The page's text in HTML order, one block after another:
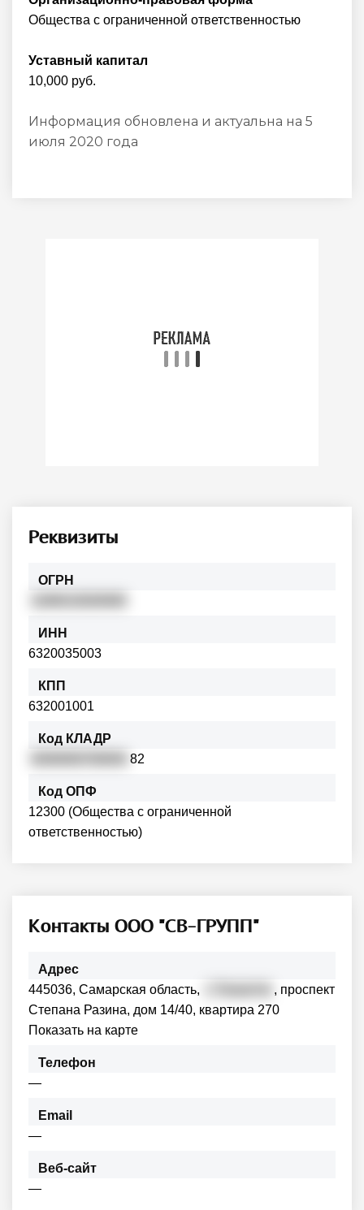
Общества с ограниченной ответственностью
Уставный капитал
10,000 руб.
Информация обновлена и актуальна на 5
июля 2020 года
Реквизиты
ОГРН
ИНН
6320035003
КПП
632001001
Код КЛАДР
82
Код ОПФ
12300 (Общества с ограниченной
ответственностью)
Контакты ООО "СВ-ГРУПП"
Адрес
445036, Самарская область,
, проспект
Степана Разина, дом 14/40, квартира 270
Показать на карте
Телефон
—
Email
—
Веб-сайт
—